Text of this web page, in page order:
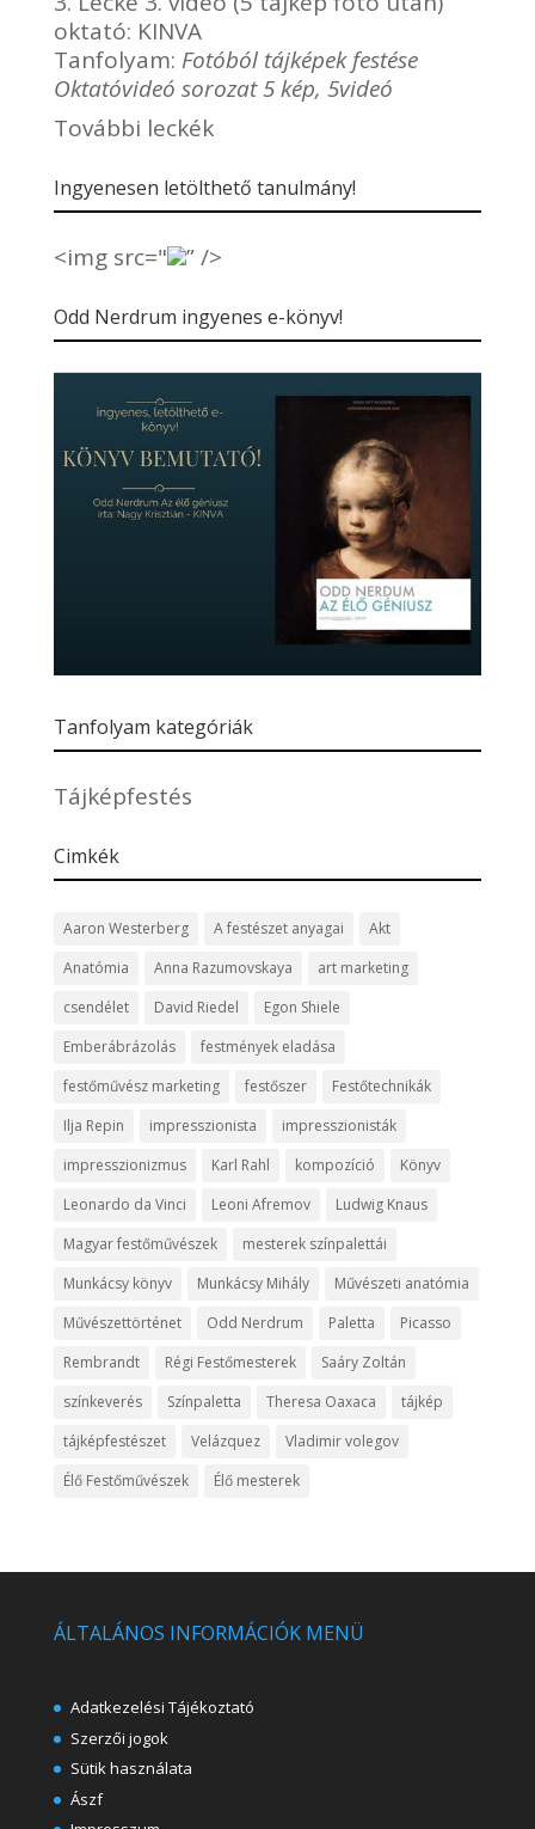
oktató: KINVA
Tanfolyam: Fotóból tájképek festése
Oktatóvideó sorozat 5 kép, 5videó
További leckék
Ingyenesen letölthető tanulmány!
<img src=" ” />
Odd Nerdrum ingyenes e-könyv!
Tanfolyam kategóriák
Tájképfestés
Cimkék
Aaron Westerberg A festészet anyagai
Akt
Anatómia
Anna Razumovskaya
art marketing
csendélet
David Riedel
Egon Shiele
Emberábrázolás
festmények eladása
festőművész marketing
festőszer
Festőtechnikák
Ilja Repin
impresszionista
impresszionisták
impresszionizmus
Karl Rahl kompozíció
Könyv
Leonardo da Vinci
Leoni Afremov
Ludwig Knaus
Magyar festőművészek
mesterek színpalettái
Munkácsy könyv
Munkácsy Mihály
Művészeti anatómia
Művészettörténet
Odd Nerdrum Paletta
Picasso
Rembrandt
Régi Festőmesterek
Saáry Zoltán
színkeverés
Színpaletta Theresa Oaxaca
tájkép
tájképfestészet
Velázquez
Vladimir volegov
Élő Festőművészek
Élő mesterek
ÁLTALÁNOS INFORMÁCIÓK MENÜ
Adatkezelési Tájékoztató
Szerzői jogok
Sütik használata
Ászf